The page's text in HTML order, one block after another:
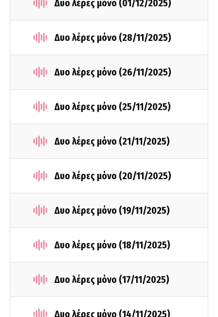
Δυο λέρες μόνο (01/12/2025)
Δυο λέρες μόνο (28/11/2025)
Δυο λέρες μόνο (26/11/2025)
Δυο λέρες μόνο (25/11/2025)
Δυο λέρες μόνο (21/11/2025)
Δυο λέρες μόνο (20/11/2025)
Δυο λέρες μόνο (19/11/2025)
Δυο λέρες μόνο (18/11/2025)
Δυο λέρες μόνο (17/11/2025)
Δυο λέρες μόνο (14/11/2025)